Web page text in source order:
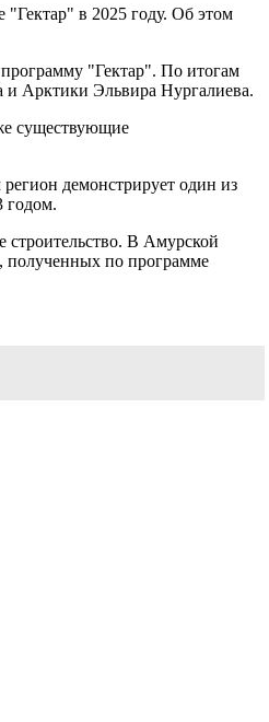
"Гектар" в 2025 году. Об этом
"Гектар". По итогам
и Арктики Эльвира Нургалиева.
существующие
демонстрирует один из
годом.
строительство. В Амурской
полученных по программе